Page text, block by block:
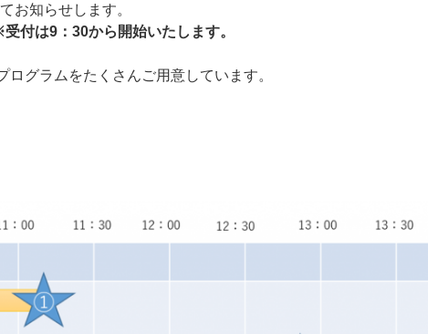
お知らせします。
付は9：30から開始いたします。
グラムをたくさんご用意しています。